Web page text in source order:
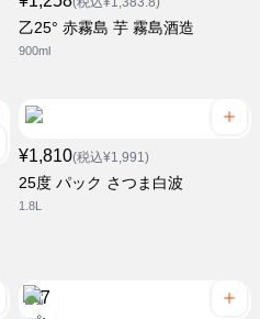
乙25° 赤霧島 芋 霧島酒造
900ml
¥1,810(税込¥1,991)
25度 パック さつま白波
1.8L